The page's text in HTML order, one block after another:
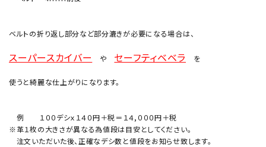
ベルトの折り返し部分など部分漉きが必要になる場合は、
スーパースカイバー や セーフティベベラ を
使うと綺麗な仕上がりになります。
例 １００デシｘ１４０円＋税＝１４,０００円＋税
※革１枚の大きさが異なる為値段は目安としてください。
注文いただいた後、正確なデシ数と値段をお知らせ致します。